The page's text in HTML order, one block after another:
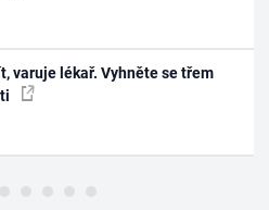
varuje lékař. Vyhněte se třem